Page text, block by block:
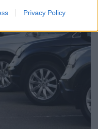
Privacy Policy
στο enikos